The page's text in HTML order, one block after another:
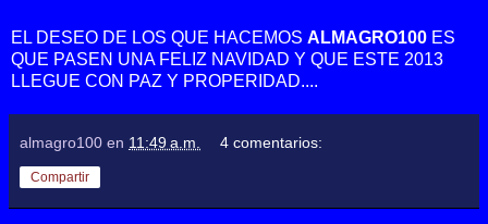
EL DESEO DE LOS QUE HACEMOS ALMAGRO100 ES
QUE PASEN UNA FELIZ NAVIDAD Y QUE ESTE 2013
LLEGUE CON PAZ Y PROPERIDAD....
almagro100 en 11:49 a.m. 4 comentarios:
Compartir